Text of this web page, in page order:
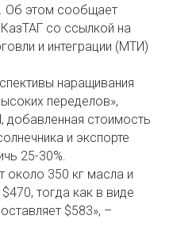
Об этом сообщает
со ссылкой на
и интеграции (МТИ)
наращивания
переделов»,
добавленная стоимость
и экспорте
25-30%.
около 350 кг масла и
тогда как в виде
$583», –